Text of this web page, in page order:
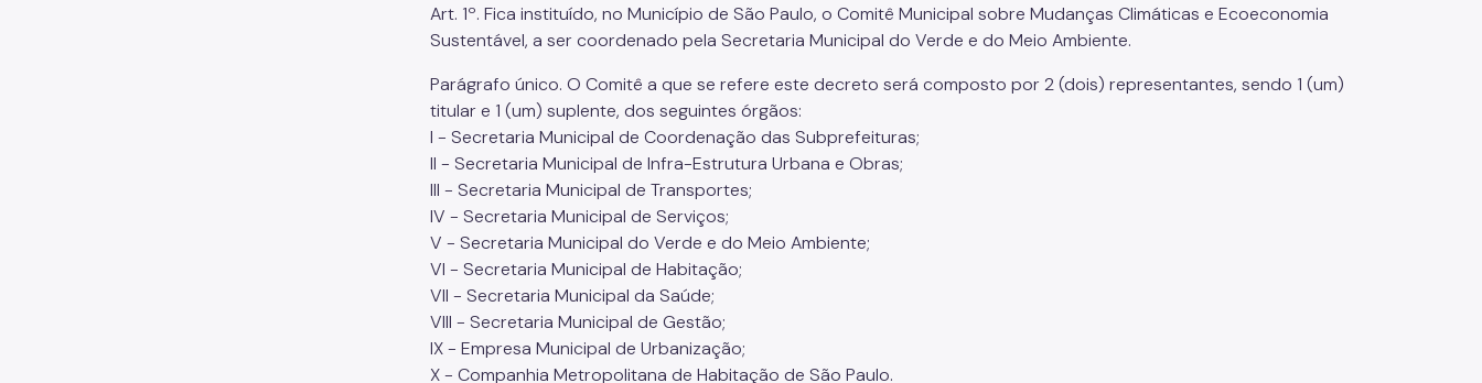
Art. 1º. Fica instituído, no Município de São Paulo, o Comitê Municipal sobre Mudanças Climáticas e Ecoeconomia
Sustentável, a ser coordenado pela Secretaria Municipal do Verde e do Meio Ambiente.
Parágrafo único. O Comitê a que se refere este decreto será composto por 2 (dois) representantes, sendo 1 (um)
titular e 1 (um) suplente, dos seguintes órgãos:
I - Secretaria Municipal de Coordenação das Subprefeituras;
II - Secretaria Municipal de Infra-Estrutura Urbana e Obras;
III - Secretaria Municipal de Transportes;
IV - Secretaria Municipal de Serviços;
V - Secretaria Municipal do Verde e do Meio Ambiente;
VI - Secretaria Municipal de Habitação;
VII - Secretaria Municipal da Saúde;
VIII - Secretaria Municipal de Gestão;
IX - Empresa Municipal de Urbanização;
X - Companhia Metropolitana de Habitação de São Paulo.